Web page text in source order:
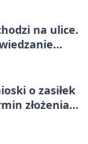
na ulice.
o zasiłek
złożenia